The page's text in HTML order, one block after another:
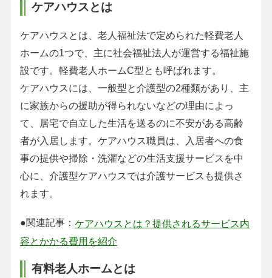
ケアハウスとは
ケアハウスとは、老人福祉法で定められた軽費老人
ホームの1つで、主に社会福祉法人が運営する福祉施
設です。軽費老人ホームC型とも呼ばれます。
ケアハウスには、一般型と介護型の2種類があり、主
に家族からの援助が得られないなどの理由によっ
て、居宅で自立した生活を送るのに不安がある高齢
者が入居します。ケアハウス職員は、入居者への食
事の提供や掃除・洗濯などの生活支援サービスを中
心に、介護型ケアハウスでは介護サービスも提供さ
れます。
●関連記事： ケアハウスとは？提供されるサービス内
容とかかる費用を紹介
有料老人ホームとは